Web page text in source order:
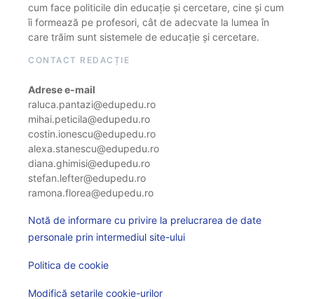
cum face politicile din educație și cercetare, cine și cum
îi formează pe profesori, cât de adecvate la lumea în
care trăim sunt sistemele de educație și cercetare.
CONTACT REDACȚIE
Adrese e-mail
raluca.pantazi@edupedu.ro
mihai.peticila@edupedu.ro
costin.ionescu@edupedu.ro
alexa.stanescu@edupedu.ro
diana.ghimisi@edupedu.ro
stefan.lefter@edupedu.ro
ramona.florea@edupedu.ro
Notă de informare cu privire la prelucrarea de date
personale prin intermediul site-ului
Politica de cookie
Modifică setarile cookie-urilor